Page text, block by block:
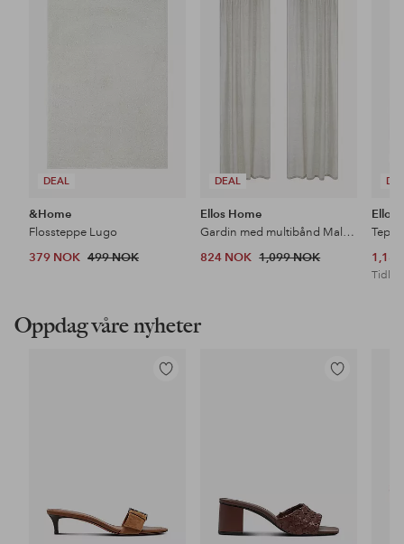
DEAL
&Home
Flossteppe Lugo
379 NOK 499 NOK
DEAL
Ellos Home
Gardin med multibånd Malva 2-pk i 100% lin
824 NOK 1,099 NOK
Ellos
Tidl.
Oppdag våre nyheter
Legg
Legg